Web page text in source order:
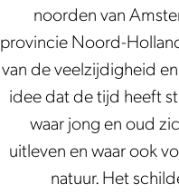
noorden van
provincie Noord-
van de veelzijdigheid
idee dat de tijd heeft
waar jong en oud
uitleven en waar ook
natuur. Het